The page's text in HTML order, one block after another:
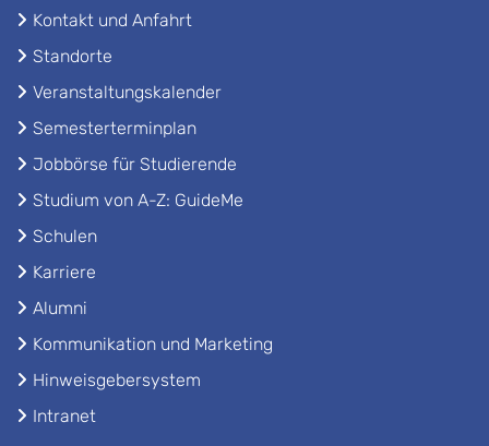
Kontakt und Anfahrt
Standorte
Veranstaltungskalender
Semesterterminplan
Jobbörse für Studierende
Studium von A-Z: GuideMe
Schulen
Karriere
Alumni
Kommunikation und Marketing
Hinweisgebersystem
Intranet